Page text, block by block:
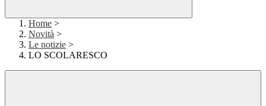
Home >
Novità >
Le notizie >
LO SCOLARESCO